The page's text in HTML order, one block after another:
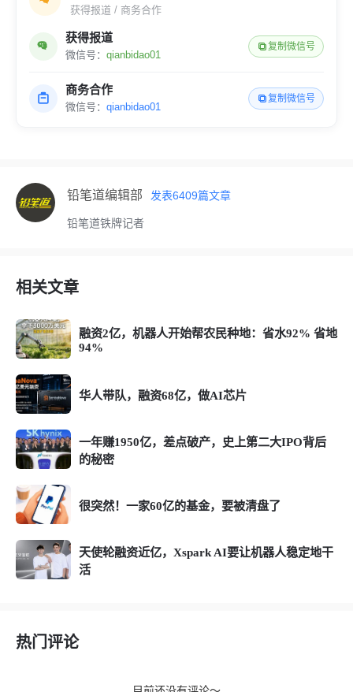
获得报道 / 商务合作
获得报道
微信号： qianbidao01
复制微信号
商务合作
微信号： qianbidao01
复制微信号
铅笔道编辑部 发表6409篇文章
铅笔道铁牌记者
相关文章
融资2亿，机器人开始帮农民种地：省水92% 省地
94%
华人带队，融资68亿，做AI芯片
一年赚1950亿，差点破产，史上第二大IPO背后
的秘密
很突然！一家60亿的基金，要被清盘了
天使轮融资近亿，Xspark AI要让机器人稳定地干
活
热门评论